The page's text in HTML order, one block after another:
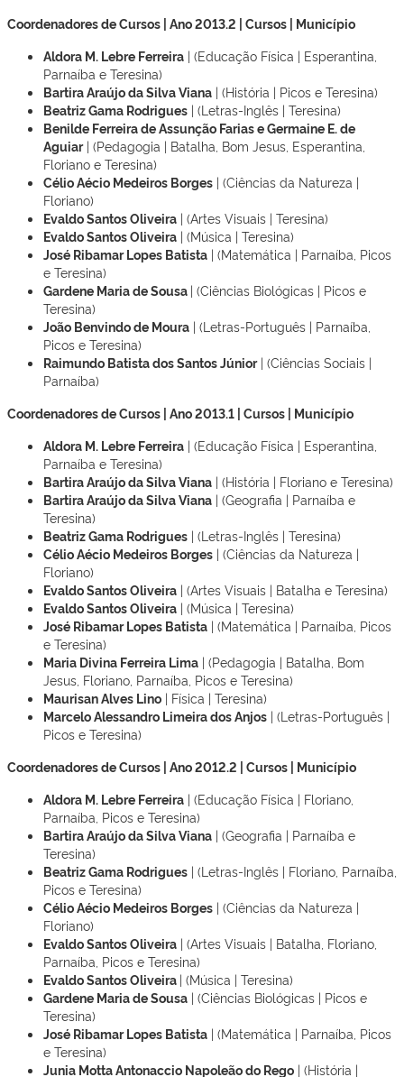
Coordenadores de Cursos | Ano 2013.2 | Cursos | Município
Aldora M. Lebre Ferreira | (Educação Física | Esperantina,
Parnaíba e Teresina)
Bartira Araújo da Silva Viana | (História | Picos e Teresina)
Beatriz Gama Rodrigues | (Letras-Inglês | Teresina)
Benilde Ferreira de Assunção Farias e Germaine E. de
Aguiar| (Pedagogia | Batalha, Bom Jesus, Esperantina,
Floriano e Teresina)
Célio Aécio Medeiros Borges | (Ciências da Natureza |
Floriano)
Evaldo Santos Oliveira | (Artes Visuais | Teresina)
Evaldo Santos Oliveira | (Música | Teresina)
José Ribamar Lopes Batista | (Matemática | Parnaíba, Picos
e Teresina)
Gardene Maria de Sousa | (Ciências Biológicas | Picos e
Teresina)
João Benvindo de Moura | (Letras-Português | Parnaíba,
Picos e Teresina)
Raimundo Batista dos Santos Júnior| (Ciências Sociais |
Parnaíba)
Coordenadores de Cursos | Ano 2013.1 | Cursos | Município
Aldora M. Lebre Ferreira | (Educação Física | Esperantina,
Parnaíba e Teresina)
Bartira Araújo da Silva Viana | (História | Floriano e Teresina)
Bartira Araújo da Silva Viana | (Geografia | Parnaíba e
Teresina)
Beatriz Gama Rodrigues | (Letras-Inglês | Teresina)
Célio Aécio Medeiros Borges | (Ciências da Natureza |
Floriano)
Evaldo Santos Oliveira | (Artes Visuais | Batalha e Teresina)
Evaldo Santos Oliveira | (Música | Teresina)
José Ribamar Lopes Batista | (Matemática | Parnaíba, Picos
e Teresina)
Maria Divina Ferreira Lima | (Pedagogia | Batalha, Bom
Jesus, Floriano, Parnaíba, Picos e Teresina)
Maurisan Alves Lino | Física | Teresina)
Marcelo Alessandro Limeira dos Anjos | (Letras-Português |
Picos e Teresina)
Coordenadores de Cursos | Ano 2012.2 | Cursos | Município
Aldora M. Lebre Ferreira | (Educação Física | Floriano,
Parnaíba, Picos e Teresina)
Bartira Araújo da Silva Viana | (Geografia | Parnaíba e
Teresina)
Beatriz Gama Rodrigues | (Letras-Inglês | Floriano, Parnaíba,
Picos e Teresina)
Célio Aécio Medeiros Borges | (Ciências da Natureza |
Floriano)
Evaldo Santos Oliveira | (Artes Visuais | Batalha, Floriano,
Parnaíba, Picos e Teresina)
Evaldo Santos Oliveira | (Música | Teresina)
Gardene Maria de Sousa | (Ciências Biológicas | Picos e
Teresina)
José Ribamar Lopes Batista | (Matemática | Parnaíba, Picos
e Teresina)
Junia Motta Antonaccio Napoleão do Rego | (História |